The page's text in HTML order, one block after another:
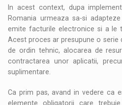
In acest context, dupa
Romania urmeaza sa-si
emite facturile electronice si a le
Acest proces ar presupune o serie
de ordin tehnic, alocarea de
contractarea unor aplicatii,
suplimentare.
Ca prim pas, avand in vedere ca
elemente obligatorii care